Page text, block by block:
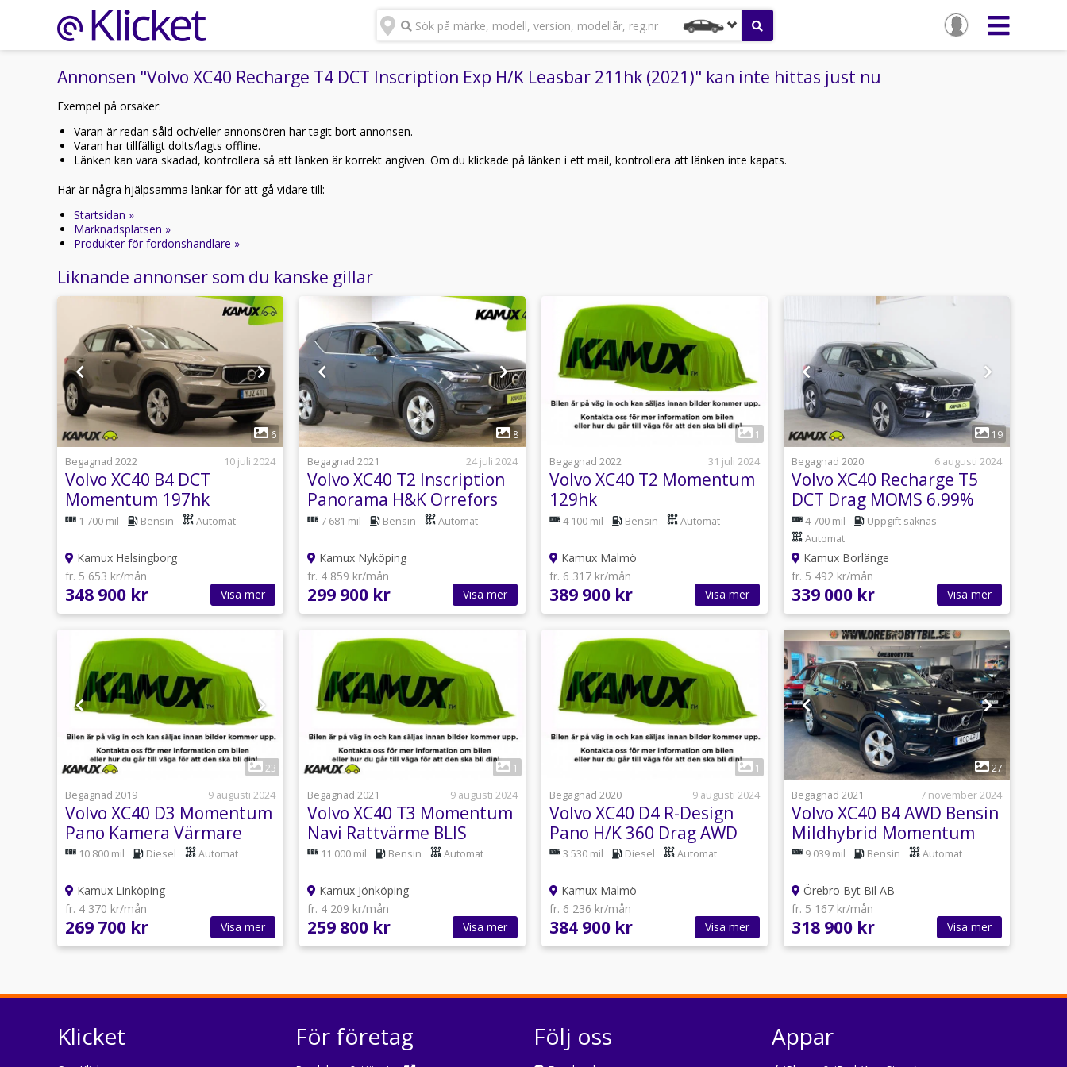
Sök på märke, modell, version, modellår, reg.nr
Annonsen "Volvo XC40 Recharge T4 DCT Inscription Exp H/K Leasbar 211hk (2021)" kan inte hittas just nu
Exempel på orsaker:
Varan är redan såld och/eller annonsören har tagit bort annonsen.
Varan har tillfälligt dolts/lagts offline.
Länken kan vara skadad, kontrollera så att länken är korrekt angiven. Om du klickade på länken i ett mail, kontrollera att länken inte kapats.
Här är några hjälpsamma länkar för att gå vidare till:
Startsidan »
Marknadsplatsen »
Produkter för fordonshandlare »
Liknande annonser som du kanske gillar
1
6
Begagnad 2022
10 juli 2024
Volvo XC40 B4 DCT
Momentum 197hk
1 700 mil Bensin Automat
Kamux Helsingborg
fr. 5 653 kr/mån
348 900 kr Visa mer
1
8
Begagnad 2021
24 juli 2024
Volvo XC40 T2 Inscription
Panorama H&K Orrefors
360kamera
7 681 mil Bensin Automat
Kamux Nyköping
fr. 4 859 kr/mån
299 900 kr Visa mer
1
Begagnad 2022
31 juli 2024
Volvo XC40 T2 Momentum
129hk
4 100 mil Bensin Automat
Kamux Malmö
fr. 6 317 kr/mån
389 900 kr Visa mer
1
19
Begagnad 2020
6 augusti 2024
Volvo XC40 Recharge T5
DCT Drag MOMS 6.99%
Ränta 262hk
4 700 mil
Uppgift saknas
Automat
Kamux Borlänge
fr. 5 492 kr/mån
339 000 kr Visa mer
1
23
Begagnad 2019
9 augusti 2024
Volvo XC40 D3 Momentum
Pano Kamera Värmare
150hk
10 800 mil Diesel Automat
Kamux Linköping
fr. 4 370 kr/mån
269 700 kr Visa mer
1
Begagnad 2021
9 augusti 2024
Volvo XC40 T3 Momentum
Navi Rattvärme BLIS
163hk
11 000 mil Bensin Automat
Kamux Jönköping
fr. 4 209 kr/mån
259 800 kr Visa mer
1
Begagnad 2020
9 augusti 2024
Volvo XC40 D4 R-Design
Pano H/K 360 Drag AWD
190hk
3 530 mil Diesel Automat
Kamux Malmö
fr. 6 236 kr/mån
384 900 kr Visa mer
1
27
Begagnad 2021
7 november 2024
Volvo XC40 B4 AWD Bensin
Mildhybrid Momentum
H/K VOC Gps Blis
9 039 mil Bensin Automat
Örebro Byt Bil AB
fr. 5 167 kr/mån
318 900 kr Visa mer
Klicket För företag Följ oss Appar